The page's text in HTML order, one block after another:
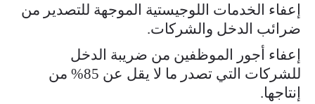
إعفاء الخدمات اللوجيستية الموجهة للتصدير من
ضرائب الدخل والشركات.
إعفاء أجور الموظفين من ضريبة الدخل
للشركات التي تصدر ما لا يقل عن 85% من
إنتاجها.